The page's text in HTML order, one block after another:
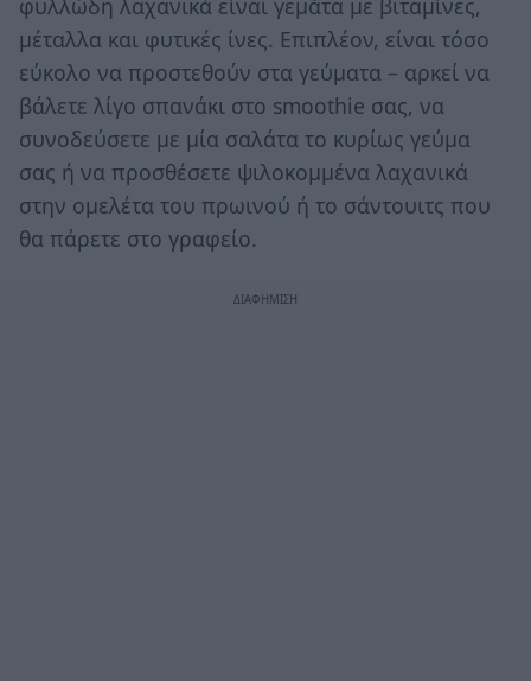
φυλλώδη λαχανικά είναι γεμάτα με βιταμίνες,
μέταλλα και φυτικές ίνες. Επιπλέον, είναι τόσο
εύκολο να προστεθούν στα γεύματα – αρκεί να
βάλετε λίγο σπανάκι στο smoothie σας, να
συνοδεύσετε με μία σαλάτα το κυρίως γεύμα
σας ή να προσθέσετε ψιλοκομμένα λαχανικά
στην ομελέτα του πρωινού ή το σάντουιτς που
θα πάρετε στο γραφείο.